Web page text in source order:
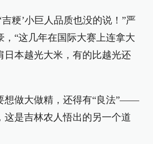
吉粳’小巨人品质也没的说！”严
，“这几年在国际大赛上连拿大
日本越光大米，有的比越光还
想做大做精，还得有“良法”——
这是吉林农人悟出的另一个道